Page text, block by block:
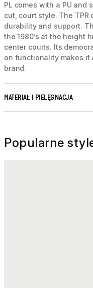
PL comes with a PU
cut, court style. The
durability and support.
the 1980’s at the height
center courts. Its
on functionality makes it
brand.
MATERIAŁ I PIELĘGNACJA
Popularne